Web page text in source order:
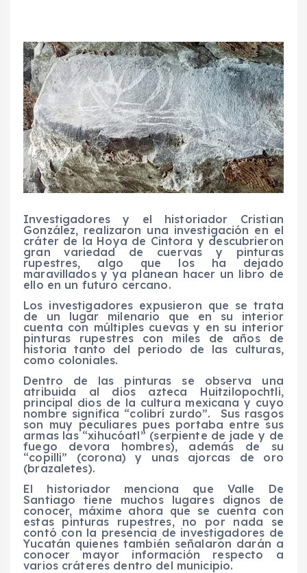
Investigadores y el historiador Cristian
González, realizaron una investigación en el
cráter de la Hoya de Cintora y descubrieron
gran variedad de cuervas y pinturas
rupestres, algo que los ha dejado
maravillados y ya planean hacer un libro de
ello en un futuro cercano.
Los investigadores expusieron que se trata
de un lugar milenario que en su interior
cuenta con múltiples cuevas y en su interior
pinturas rupestres con miles de años de
historia tanto del periodo de las culturas,
como coloniales.
Dentro de las pinturas se observa una
atribuida al dios azteca Huitzilopochtli,
principal dios de la cultura mexicana y cuyo
nombre significa “colibrí zurdo”.
Sus rasgos
son muy peculiares pues portaba entre sus
armas las “xihucóatl” (serpiente de jade y de
fuego devora hombres), además de su
“copilli” (corona) y unas ajorcas de oro
(brazaletes).
El historiador menciona que Valle De
Santiago tiene muchos lugares dignos de
conocer, máxime ahora que se cuenta con
estas pinturas rupestres, no por nada se
contó con la presencia de investigadores de
Yucatán quienes también señalaron darán a
conocer mayor información respecto a
varios cráteres dentro del municipio.